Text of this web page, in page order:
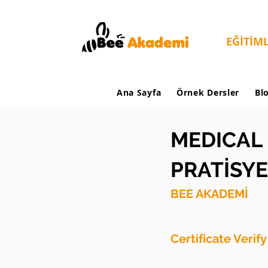
Ana Sayfa Örnek Dersler
BEE AKADEMİ
Certificate Verify